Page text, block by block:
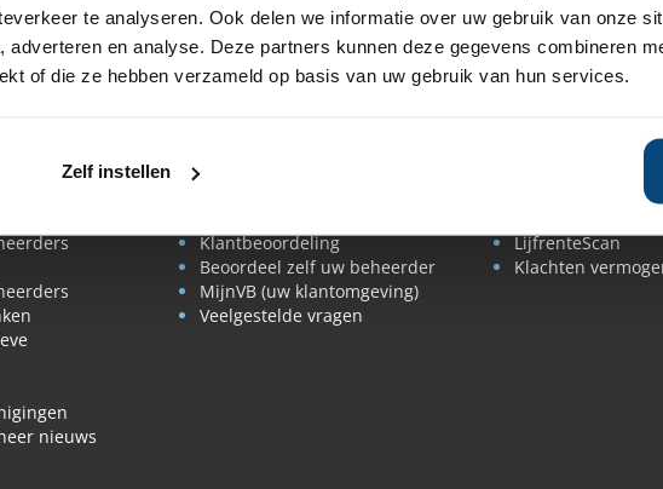
te analyseren. Ook delen we informatie over uw gebruik van onze
adverteren en analyse. Deze partners kunnen deze gegevens combineren
of die ze hebben verzameld op basis van uw gebruik van hun services.
Zelf instellen
per
nieuws
Beoordelen & vergelijken
De beste
Klantbeoordeling
Beoordeel zelf uw beheerder
MijnVB (uw klantomgeving)
Veelgestelde vragen
Advies &
Persoonlijke
LijfrenteScan
Klachten